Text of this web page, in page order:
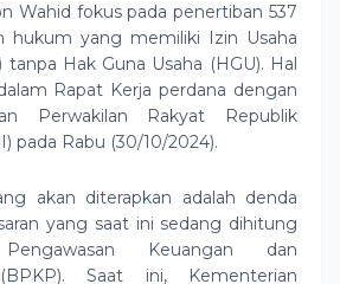
Wahid fokus pada penertiban 537
hukum yang memiliki Izin Usaha
tanpa Hak Guna Usaha (HGU). Hal
Rapat Kerja perdana dengan
Perwakilan Rakyat Republik
pada Rabu (30/10/2024).
akan diterapkan adalah denda
yang saat ini sedang dihitung
Keuangan dan
Saat ini, Kementerian